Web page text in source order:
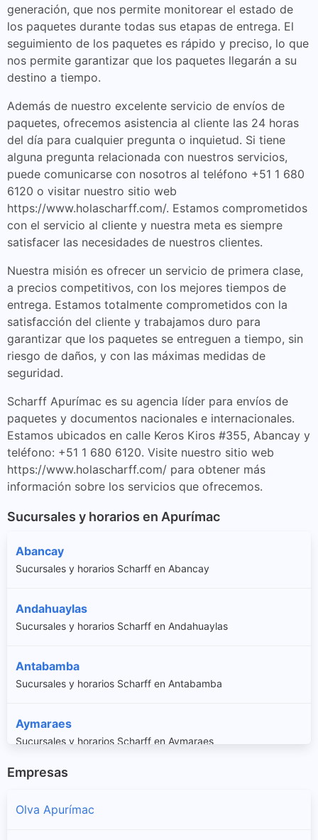
generación, que nos permite monitorear el estado de
los paquetes durante todas sus etapas de entrega. El
seguimiento de los paquetes es rápido y preciso, lo que
nos permite garantizar que los paquetes llegarán a su
destino a tiempo.
Además de nuestro excelente servicio de envíos de
paquetes, ofrecemos asistencia al cliente las 24 horas
del día para cualquier pregunta o inquietud. Si tiene
alguna pregunta relacionada con nuestros servicios,
puede comunicarse con nosotros al teléfono +51 1 680
6120 o visitar nuestro sitio web
https://www.holascharff.com/. Estamos comprometidos
con el servicio al cliente y nuestra meta es siempre
satisfacer las necesidades de nuestros clientes.
Nuestra misión es ofrecer un servicio de primera clase,
a precios competitivos, con los mejores tiempos de
entrega. Estamos totalmente comprometidos con la
satisfacción del cliente y trabajamos duro para
garantizar que los paquetes se entreguen a tiempo, sin
riesgo de daños, y con las máximas medidas de
seguridad.
Scharff Apurímac es su agencia líder para envíos de
paquetes y documentos nacionales e internacionales.
Estamos ubicados en calle Keros Kiros #355, Abancay y
teléfono: +51 1 680 6120. Visite nuestro sitio web
https://www.holascharff.com/ para obtener más
información sobre los servicios que ofrecemos.
Sucursales y horarios en Apurímac
Abancay
Sucursales y horarios Scharff en Abancay
Andahuaylas
Sucursales y horarios Scharff en Andahuaylas
Antabamba
Sucursales y horarios Scharff en Antabamba
Aymaraes
Sucursales y horarios Scharff en Aymaraes
Chincheros
Empresas
Olva Apurímac